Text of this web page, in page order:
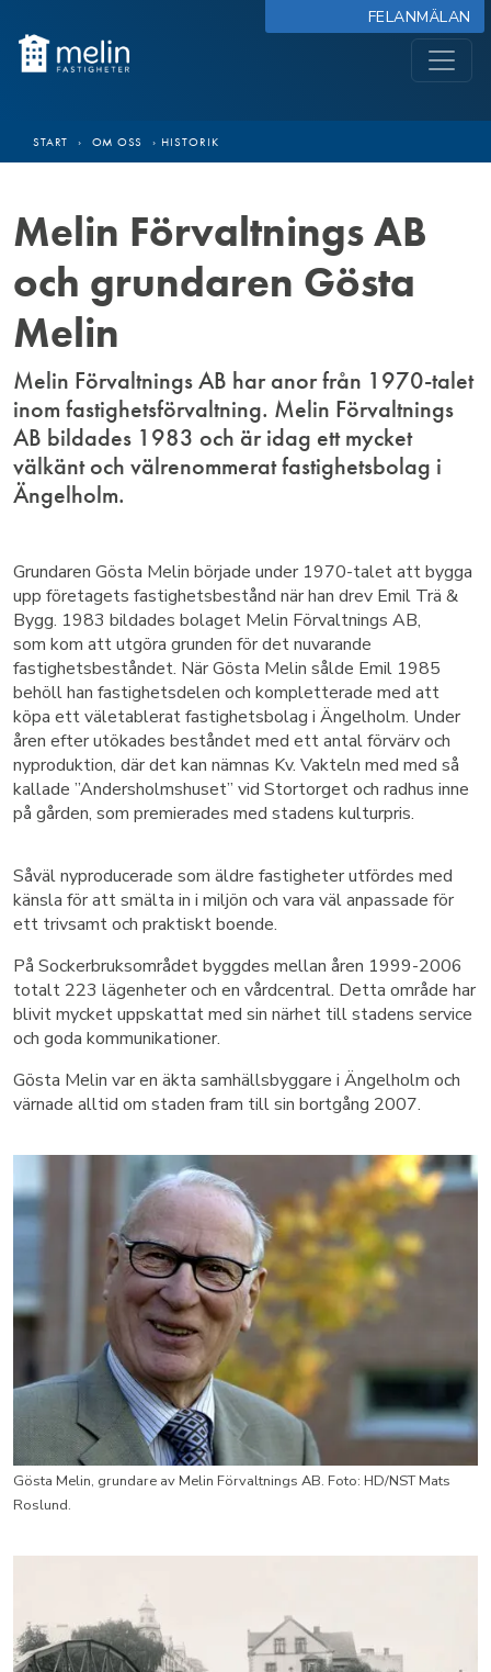
FELANMÄLAN
START › OM OSS › HISTORIK
Melin Förvaltnings AB
och grundaren Gösta
Melin
Melin Förvaltnings AB har anor från 1970-talet
inom fastighetsförvaltning. Melin Förvaltnings
AB bildades 1983 och är idag ett mycket
välkänt och välrenommerat fastighetsbolag i
Ängelholm.
Grundaren Gösta Melin började under 1970-talet att bygga
upp företagets fastighetsbestånd när han drev Emil Trä &
Bygg. 1983 bildades bolaget Melin Förvaltnings AB,
som kom att utgöra grunden för det nuvarande
fastighetsbeståndet. När Gösta Melin sålde Emil 1985
behöll han fastighetsdelen och kompletterade med att
köpa ett väletablerat fastighetsbolag i Ängelholm. Under
åren efter utökades beståndet med ett antal förvärv och
nyproduktion, där det kan nämnas Kv. Vakteln med med så
kallade ”Andersholmshuset” vid Stortorget och radhus inne
på gården, som premierades med stadens kulturpris.
Såväl nyproducerade som äldre fastigheter utfördes med
känsla för att smälta in i miljön och vara väl anpassade för
ett trivsamt och praktiskt boende.
På Sockerbruksområdet byggdes mellan åren 1999-2006
totalt 223 lägenheter och en vårdcentral. Detta område har
blivit mycket uppskattat med sin närhet till stadens service
och goda kommunikationer.
Gösta Melin var en äkta samhällsbyggare i Ängelholm och
värnade alltid om staden fram till sin bortgång 2007.
Gösta Melin, grundare av Melin Förvaltnings AB. Foto: HD/NST Mats
Roslund.